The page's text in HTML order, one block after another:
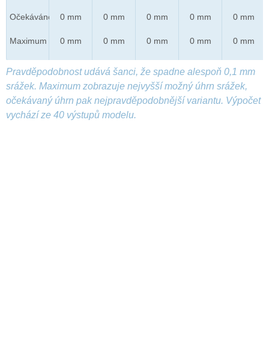
Očekáváno
Maximum
0 mm
0 mm
0 mm
0 mm
0 mm
0 mm
0 mm
0 mm
0 mm
0 mm
Pravděpodobnost udává šanci, že spadne alespoň 0,1 mm
srážek. Maximum zobrazuje nejvyšší možný úhrn srážek,
očekávaný úhrn pak nejpravděpodobnější variantu. Výpočet
vychází ze 40 výstupů modelu.